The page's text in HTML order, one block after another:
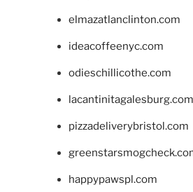
elmazatlanclinton.com
ideacoffeenyc.com
odieschillicothe.com
lacantinitagalesburg.com
pizzadeliverybristol.com
happypawspl.com